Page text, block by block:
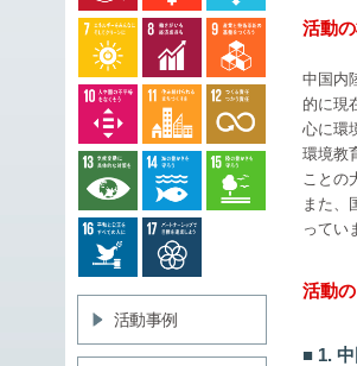
活動事例
活動
中国内
的に現
心に環
環境教
ことの
また、
ってい
活動
1.